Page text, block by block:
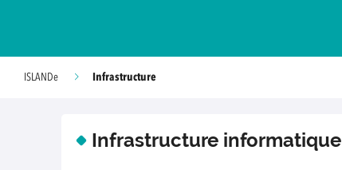
ISLANDe Infrastructure
Infrastructure informatique